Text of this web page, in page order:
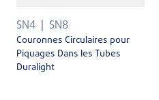
SN4 SN8
Couronnes Circulaires pour
Piquages Dans les Tubes
Duralight